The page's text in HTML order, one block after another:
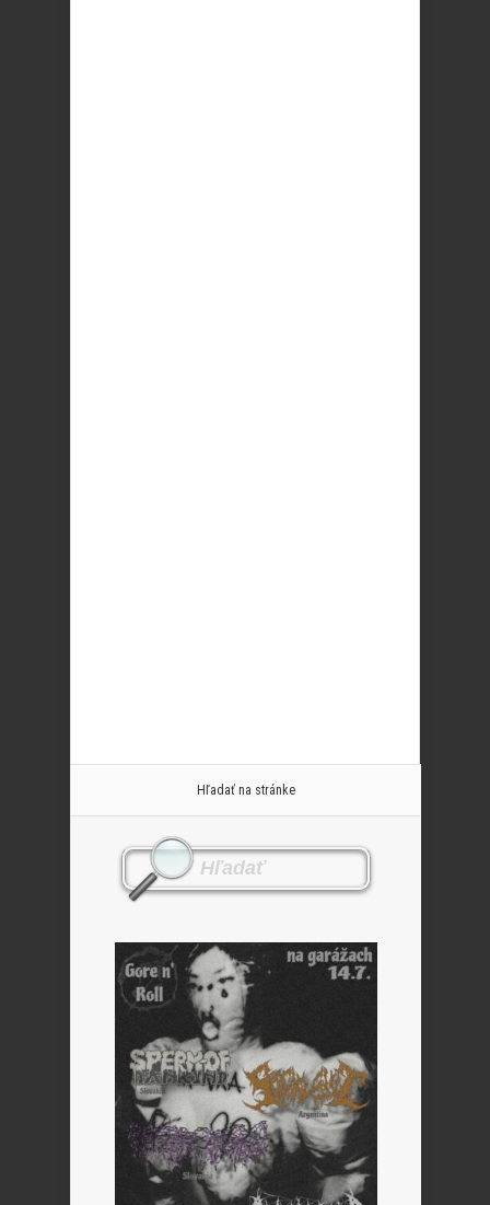
Hľadať na stránke